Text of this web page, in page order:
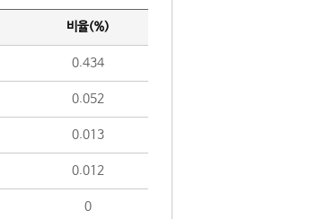
비율(%)
0.434
0.052
0.013
0.012
0